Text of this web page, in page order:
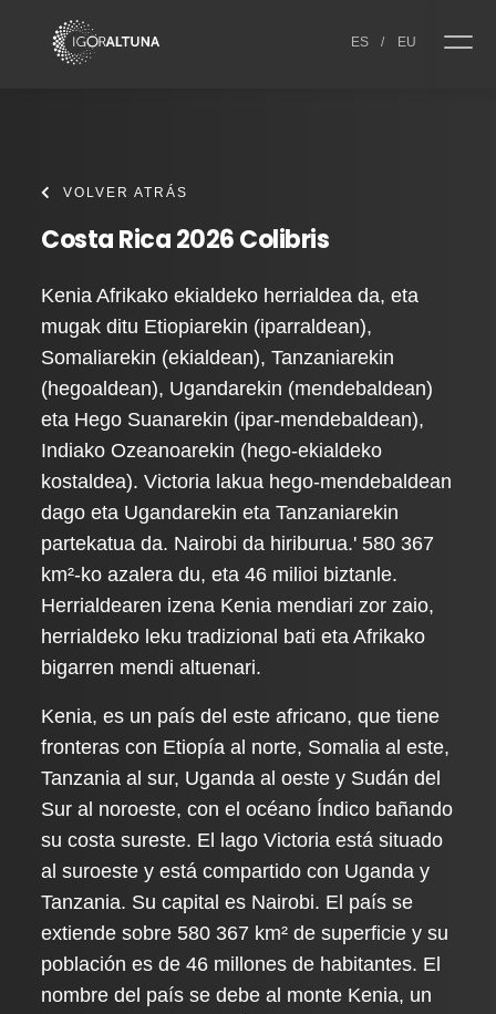
ES / EU
VOLVER ATRÁS
Costa Rica 2026 Colibris
Kenia Afrikako ekialdeko herrialdea da, eta
mugak ditu Etiopiarekin (iparraldean),
Somaliarekin (ekialdean), Tanzaniarekin
(hegoaldean), Ugandarekin (mendebaldean)
eta Hego Suanarekin (ipar-mendebaldean),
Indiako Ozeanoarekin (hego-ekialdeko
kostaldea). Victoria lakua hego-mendebaldean
dago eta Ugandarekin eta Tanzaniarekin
partekatua da. Nairobi da hiriburua.' 580 367
km²-ko azalera du, eta 46 milioi biztanle.
Herrialdearen izena Kenia mendiari zor zaio,
herrialdeko leku tradizional bati eta Afrikako
bigarren mendi altuenari.
Kenia, es un país del este africano, que tiene
fronteras con Etiopía al norte, Somalia al este,
Tanzania al sur, Uganda al oeste y Sudán del
Sur al noroeste, con el océano Índico bañando
su costa sureste. El lago Victoria está situado
al suroeste y está compartido con Uganda y
Tanzania. Su capital es Nairobi. El país se
extiende sobre 580 367 km² de superficie y su
población es de 46 millones de habitantes. El
nombre del país se debe al monte Kenia, un